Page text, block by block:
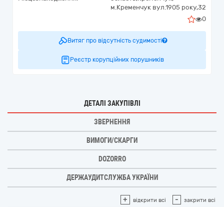
м.Кременчук вул.1905 року,32
0
Витяг про відсутність судимості
Реєстр корупційних порушників
ДЕТАЛІ ЗАКУПІВЛІ
ЗВЕРНЕННЯ
ВИМОГИ/СКАРГИ
DOZORRO
ДЕРЖАУДИТСЛУЖБА УКРАЇНИ
+ відкрити всі - закрити всі